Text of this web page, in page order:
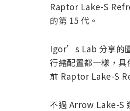
Raptor Lake-S
的第 15 代。
Igor’s Lab 分享的
行緒配置都一樣，
前 Raptor Lake-S
不過 Arrow Lake-S